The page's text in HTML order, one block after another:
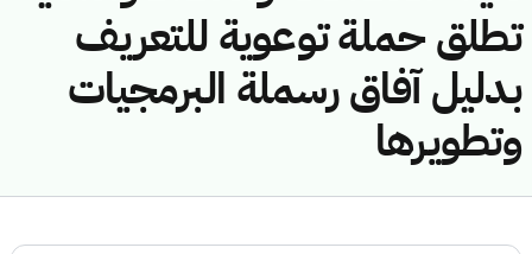
تطلق حملة توعوية للتعريف
بدليل آفاق رسملة البرمجيات
وتطويرها